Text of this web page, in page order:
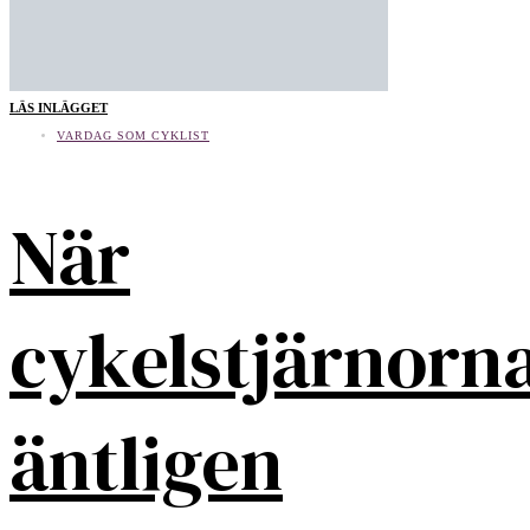
LÄS INLÄGGET
VARDAG SOM CYKLIST
När
äntligen